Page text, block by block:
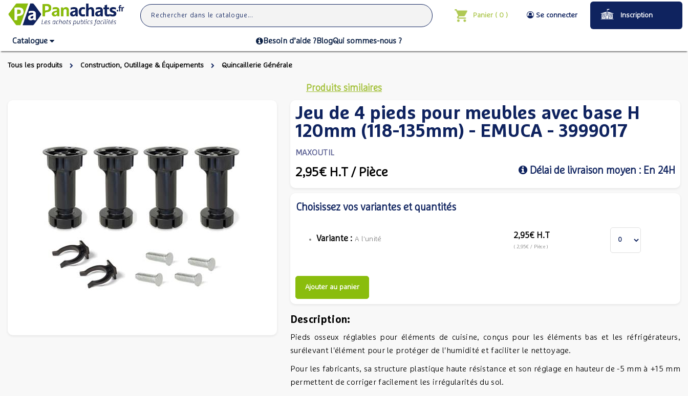
Panier ( 0 ) Se connecter Inscription
Catalogue Besoin d’aide ?BlogQui sommes-nous ?
Tous les produits Construction, Outillage & Équipements Quincaillerie Générale
Produits similaires
Jeu de 4 pieds pour meubles avec base H
120mm (118-135mm) - EMUCA - 3999017
MAXOUTIL
2,95€ H.T / Pièce Délai de livraison moyen : En 24H
Choisissez vos variantes et quantités
Variante : A l'unité 2,95€ H.T
(2,95€/ Pièce)
Ajouter au panier
Description:
Pieds osseux réglables pour éléments de cuisine, conçus pour les éléments bas et les réfrigérateurs,
surélevant l'élément pour le protéger de l'humidité et faciliter le nettoyage.
Pour les fabricants, sa structure plastique haute résistance et son réglage en hauteur de -5 mm à +15 mm
permettent de corriger facilement les irrégularités du sol.